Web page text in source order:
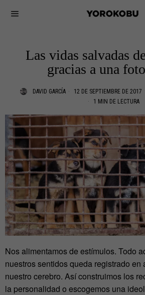
Las vidas salvadas
gracias a una
DAVID GARCÍA 12 DE SEPTIEMBRE DE 2017
1 MIN DE LECTURA
Nos alimentamos de estímulos. Todo
nuestros sentidos queda registrado en
nuestro cerebro. Así construimos los
la personalidad o escogemos una